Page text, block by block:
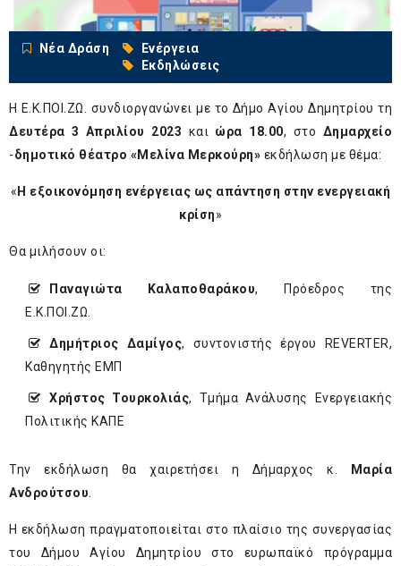
Νέα Δράση
Ενέργεια
Εκδηλώσεις
Η Ε.Κ.ΠΟΙ.ΖΩ. συνδιοργανώνει με το Δήμο Αγίου Δημητρίου τη
Δευτέρα 3 Απριλίου 2023 και ώρα 18.00, στο Δημαρχείο
-δημοτικό θέατρο «Μελίνα Μερκούρη» εκδήλωση με θέμα:
« Η εξοικονόμηση ενέργειας ως απάντηση στην ενεργειακή
κρίση»
Θα μιλήσουν οι:
Παναγιώτα Καλαποθαράκου, Πρόεδρος της
Ε.Κ.ΠΟΙ.ΖΩ.
Δημήτριος Δαμίγος, συντονιστής έργου REVERTER,
Καθηγητής ΕΜΠ
Χρήστος Τουρκολιάς, Τμήμα Ανάλυσης Ενεργειακής
Πολιτικής ΚΑΠΕ
Την εκδήλωση θα χαιρετήσει η Δήμαρχος κ.
Μαρία
Ανδρούτσου.
Η εκδήλωση πραγματοποιείται στο πλαίσιο της συνεργασίας
του Δήμου Αγίου Δημητρίου στο ευρωπαϊκό πρόγραμμα